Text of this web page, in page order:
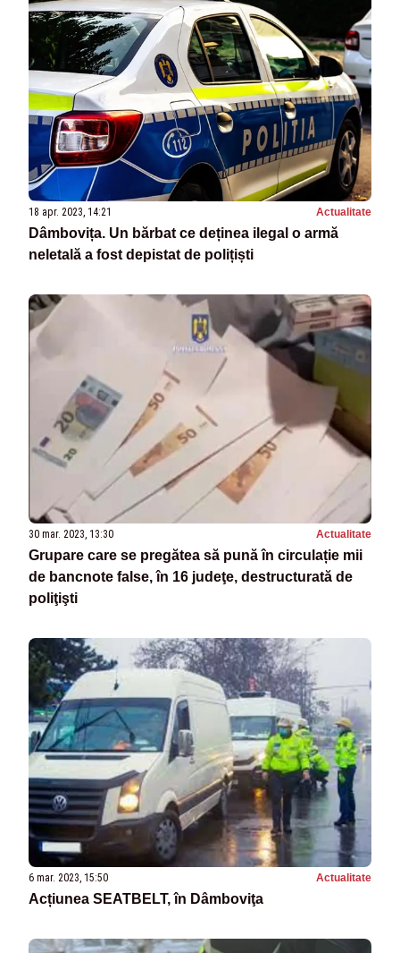
18 apr. 2023, 14:21 Actualitate
Dâmbovița. Un bărbat ce deținea ilegal o armă
neletală a fost depistat de polițiști
30 mar. 2023, 13:30 Actualitate
Grupare care se pregătea să pună în circulație mii
de bancnote false, în 16 judeţe, destructurată de
poliţişti
6 mar. 2023, 15:50 Actualitate
Acțiunea SEATBELT, în Dâmboviţa